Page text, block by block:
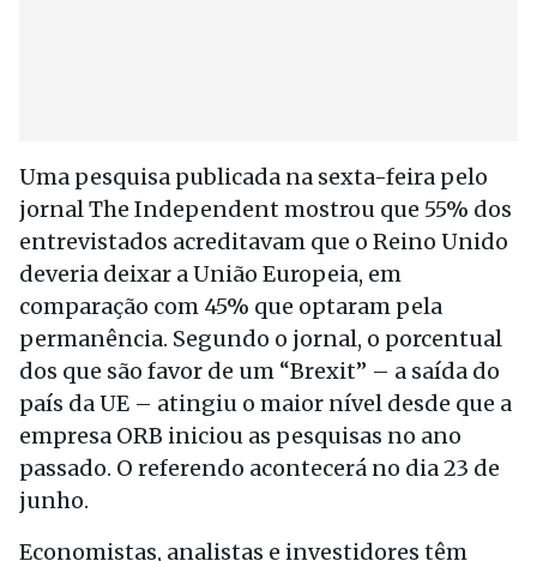
Uma pesquisa publicada na sexta-feira pelo
jornal The Independent mostrou que 55% dos
entrevistados acreditavam que o Reino Unido
deveria deixar a União Europeia, em
comparação com 45% que optaram pela
permanência. Segundo o jornal, o porcentual
dos que são favor de um “Brexit” – a saída do
país da UE – atingiu o maior nível desde que a
empresa ORB iniciou as pesquisas no ano
passado. O referendo acontecerá no dia 23 de
junho.
Economistas, analistas e investidores têm